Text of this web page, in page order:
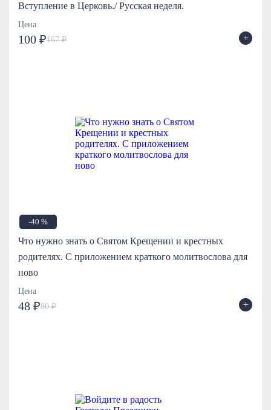
Вступление в Церковь./ Русская неделя.
Цена
100 ₽167 ₽ +
-40 %
Что нужно знать о Святом Крещении и крестных
родителях. С приложением краткого молитвослова для
ново
Цена
48 ₽80 ₽ +